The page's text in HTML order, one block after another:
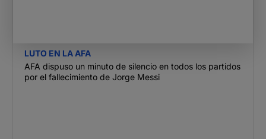
LUTO EN LA AFA
AFA dispuso un minuto de silencio en todos los partidos
por el fallecimiento de Jorge Messi